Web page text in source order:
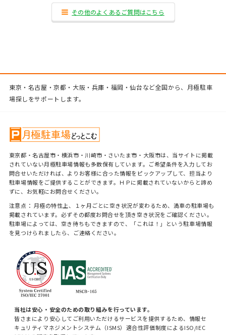
その他のよくあるご質問はこちら
東京・名古屋・京都・大阪・兵庫・福岡・仙台など全国から、月極駐車
場探しをサポートします。
東京都・名古屋市・横浜市・川崎市・さいたま市・大阪市は、当サイトに掲載
されていない月極駐車場情報も多数保有しています。ご希望条件を入力してお
問合せいただければ、よりお客様に合った情報をピックアップして、担当より
駐車場情報をご提供することができます。ＨＰに掲載されていないからと諦め
ずに、お気軽にお問合せください。
注意点： 月極の特性上、１ヶ月ごとに空き状況が変わるため、満車の駐車場も
掲載されています。必ずその都度お問合せを頂き空き状況をご確認ください。
駐車場によっては、空き待ちもできますので、「これは！」という駐車場情報
を見つけられましたら、ご連絡ください。
当社は安心・安全のための取り組みを行っています。
皆さまにより安心してご利用いただけるサービスを提供するため、情報セ
キュリティマネジメントシステム（ISMS）適合性評価制度によるISO/IEC